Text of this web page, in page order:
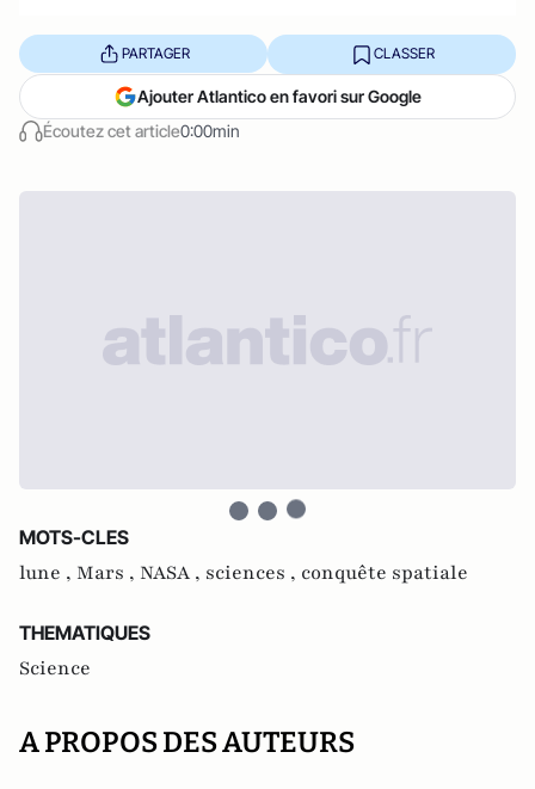
Écoutez cet article0:00min
PARTAGER CLASSER
Ajouter Atlantico en favori sur Google
MOTS-CLES
lune , Mars , NASA , sciences , conquête spatiale
THEMATIQUES
Science
A PROPOS DES AUTEURS